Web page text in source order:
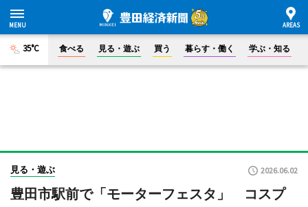
35°C 食べる 見る・遊ぶ 買う 暮らす・働く 学ぶ・知る
見る・遊ぶ 2026.06.02
豊田市駅前で「モーターフェスタ」 コスプ